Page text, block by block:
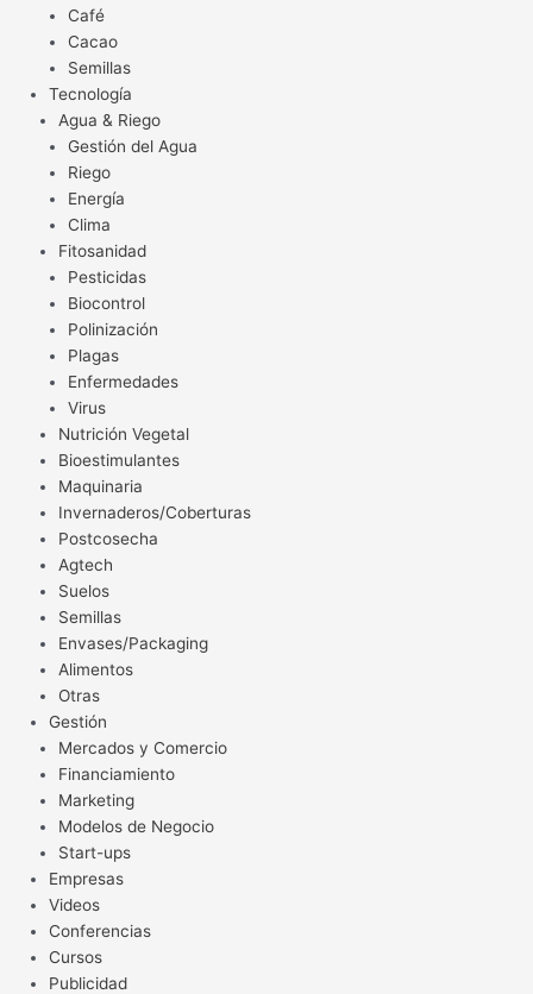
Café
Cacao
Semillas
Tecnología
Agua & Riego
Gestión del Agua
Riego
Energía
Clima
Fitosanidad
Pesticidas
Biocontrol
Polinización
Plagas
Enfermedades
Virus
Nutrición Vegetal
Bioestimulantes
Maquinaria
Invernaderos/Coberturas
Postcosecha
Agtech
Suelos
Semillas
Envases/Packaging
Alimentos
Otras
Gestión
Mercados y Comercio
Financiamiento
Marketing
Modelos de Negocio
Start-ups
Empresas
Videos
Conferencias
Cursos
Publicidad